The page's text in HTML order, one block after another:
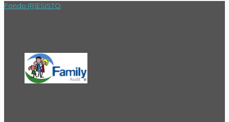
Fondo (R)ESISTO